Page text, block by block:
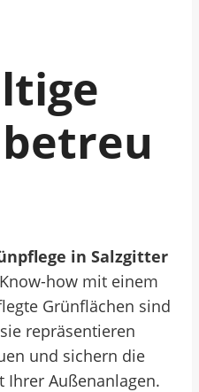
in Salzgitter
how mit einem
Grünflächen sind
repräsentieren
und sichern die
Ihrer Außenanlagen.